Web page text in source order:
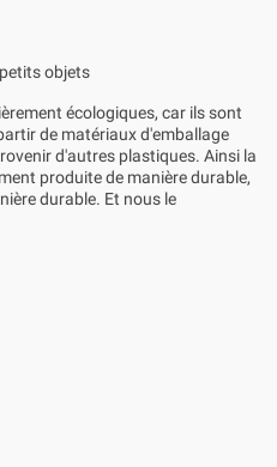
objets
écologiques, car ils sont
de matériaux d'emballage
d'autres plastiques. Ainsi la
produite de manière durable,
durable. Et nous le